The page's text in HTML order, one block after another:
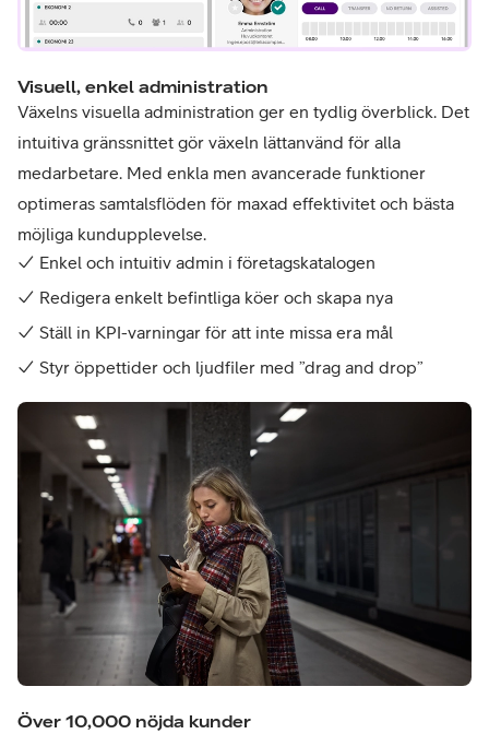
Visuell, enkel administration
Växelns visuella administration ger en tydlig överblick. Det
intuitiva gränssnittet gör växeln lättanvänd för alla
medarbetare. Med enkla men avancerade funktioner
optimeras samtalsflöden för maxad effektivitet och bästa
möjliga kundupplevelse.
Enkel och intuitiv admin i företagskatalogen
Redigera enkelt befintliga köer och skapa nya
Ställ in KPI-varningar för att inte missa era mål
Styr öppettider och ljudfiler med ”drag and drop”
Över 10,000 nöjda kunder